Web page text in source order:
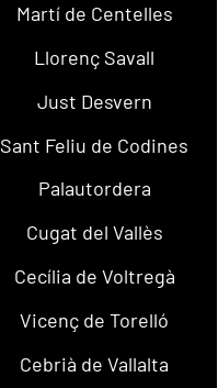
Martí de Centelles
Llorenç Savall
Just Desvern
Sant Feliu de Codines
Palautordera
Cugat del Vallès
Cecília de Voltregà
Vicenç de Torelló
Cebrià de Vallalta